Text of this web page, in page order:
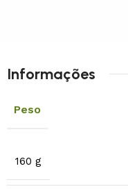
Informações
Peso
160 g